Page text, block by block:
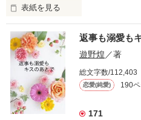
さらに、美桜が初めてだと知った
『責任をとる、結婚しよう』と
戸惑う美桜とは裏腹に、好きと
甘やかしてくる。
そんなある日、哲平は美桜がス
遭っていることを知る。
美桜を守るため、哲平は同居を
表紙を見る
おかしな噂を流されて前の職場
桜は、海外で傷心旅行をしてい
い、酒の勢いもあり一夜限りの関
帰国後、美桜は新しい職場で
なんと彼の正体は、とある財閥
れて起業した新進気鋭の実業家
――御影恭司その人だったのだ
なぜか恭司から飼い猫の世話
返事も溺愛も
遊野煌／著
総文字数/112,403
恋愛(純愛) 190
171